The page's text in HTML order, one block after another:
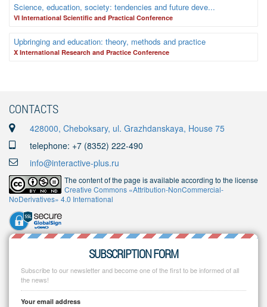
Science, education, society: tendencies and future deve...
VI International Scientific and Practical Conference
Upbringing and education: theory, methods and practice
X International Research and Practice Conference
CONTACTS
428000, Cheboksary, ul. Grazhdanskaya, House 75
telephone: +7 (8352) 222-490
info@interactive-plus.ru
The content of the page is available according to the license
Creative Commons «Attribution-NonCommercial-
NoDerivatives» 4.0 International
SUBSCRIPTION FORM
Subscribe to our newsletter and become one of the first to be informed of all
the news!
Your email address